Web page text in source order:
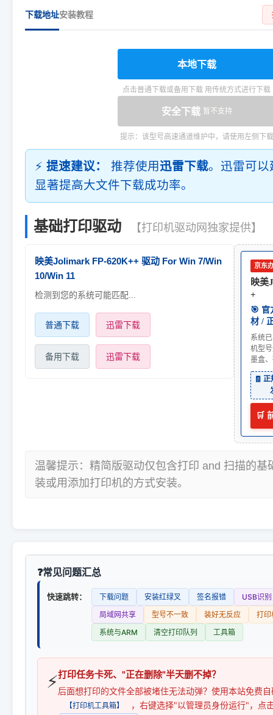
下载地址安装教程
本地下载
点击普通下载或备用下载 用传统方式进行下载
安全下载 暂不支持
提示：该型号高速通道维护中，请使用左侧下载
⚡ 提速建议： 推荐使用迅雷下载。迅雷可
显著提高大文件下载成功率。
基础打印驱动 【打印机驱动网独家提供】
映美Jolimark FP-620K++ 驱动 For Win 7/Win
10/Win 11
检测到您的系统可能匹配...
普通下载 迅雷下载
备用下载 迅雷下载
京东
映美
+
🎯 官
材 /
系统
机型
墨盒
🧾
🛒
温馨提示：精简版驱动仅包含打印 and 扫描的基
装或用添加打印机的方式安装。
常见问题汇总
快速跳转： 下载问题 安装红绿叉 签名报错
USB识别
局域网共享
型号不一致 装好无反应
打印
系统与ARM
清空打印队列 工具箱
⚡打印任务卡死、"正在删除"半天删不掉？
后面想打印的文件全部被堵住无法动弹？使用本站免费
【打印机工具箱】
，右键选择"以管理员身份运行"，点